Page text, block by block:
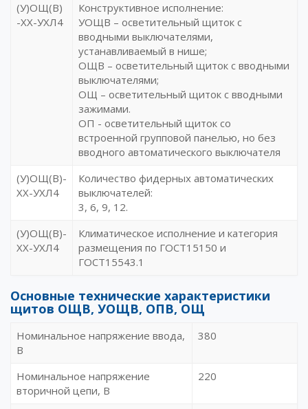
(У)ОЩ(В)
-ХХ-УХЛ4
Конструктивное исполнение:
УОЩВ – осветительный щиток с
вводными выключателями,
устанавливаемый в нише;
ОЩВ – осветительный щиток с вводными
выключателями;
ОЩ – осветительный щиток с вводными
зажимами.
ОП - осветительный щиток со
встроенной групповой панелью, но без
вводного автоматического выключателя
(У)ОЩ(В)-
ХХ-УХЛ4
Количество фидерных автоматических
выключателей:
3, 6, 9, 12.
(У)ОЩ(В)-
ХХ-УХЛ4
Климатическое исполнение и категория
размещения по ГОСТ15150 и
ГОСТ15543.1
Основные технические характеристики
щитов ОЩВ, УОЩВ, ОПВ, ОЩ
Номинальное напряжение ввода,
В
380
Номинальное напряжение
вторичной цепи, В
220